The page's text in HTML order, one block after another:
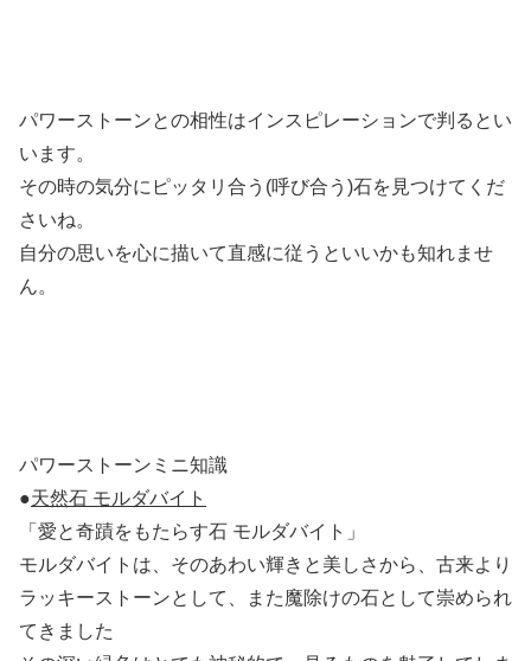
パワーストーンとの相性はインスピレーションで判るとい
います。
その時の気分にピッタリ合う(呼び合う)石を見つけてくだ
さいね。
自分の思いを心に描いて直感に従うといいかも知れませ
ん。
パワーストーンミニ知識
●天然石 モルダバイト
「愛と奇蹟をもたらす石 モルダバイト」
モルダバイトは、そのあわい輝きと美しさから、古来より
ラッキーストーンとして、また魔除けの石として崇められ
てきました